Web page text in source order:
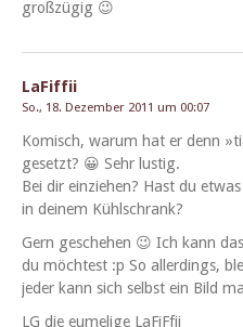
großzügig 😉
LaFiffii
So., 18. Dezember 2011 um 00:07
Komisch, warum hat er denn
geset­zt? 😀 Sehr lustig.
Bei dir einziehen? Hast du
in deinem Kühlschrank?
Gern geschehen 😉 Ich kann
du möcht­est :p So allerd­ings,
jed­er kann sich selb­st ein Bild
LG die eumelige LaFiFfii